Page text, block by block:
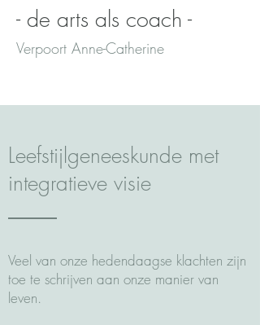
- de arts als coach -
Verpoort Anne-Catherine
Leefstijlgeneeskunde met
integratieve visie
Veel van onze hedendaagse klachten zijn
toe te schrijven aan onze manier van
leven.